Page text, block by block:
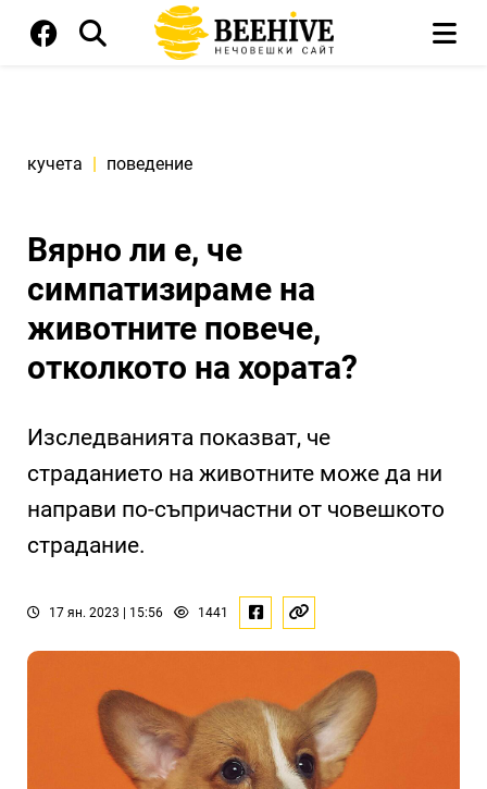
кучета | поведение
Вярно ли е, че
симпатизираме на
животните повече,
отколкото на хората?
Изследванията показват, че
страданието на животните може да ни
направи по-съпричастни от човешкото
страдание.
17 ян. 2023 | 15:56 1441